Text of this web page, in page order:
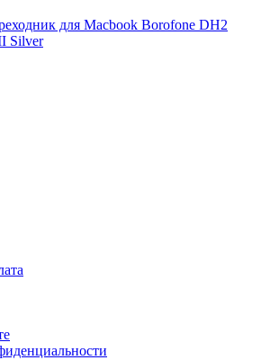
для Macbook Borofone DH2
Silver